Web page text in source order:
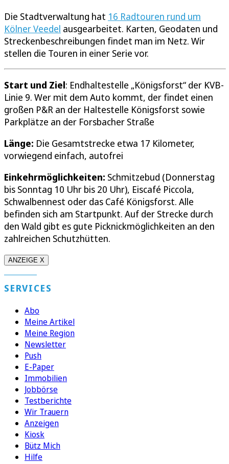
Die Stadtverwaltung hat 16 Radtouren rund um
Kölner Veedel ausgearbeitet. Karten, Geodaten und
Streckenbeschreibungen findet man im Netz. Wir
stellen die Touren in einer Serie vor.
Start und Ziel: Endhaltestelle „Königsforst“ der KVB-
Linie 9. Wer mit dem Auto kommt, der findet einen
großen P&R an der Haltestelle Königsforst sowie
Parkplätze an der Forsbacher Straße
Länge: Die Gesamtstrecke etwa 17 Kilometer,
vorwiegend einfach, autofrei
Einkehrmöglichkeiten: Schmitzebud (Donnerstag
bis Sonntag 10 Uhr bis 20 Uhr), Eiscafé Piccola,
Schwalbennest oder das Café Königsforst. Alle
befinden sich am Startpunkt. Auf der Strecke durch
den Wald gibt es gute Picknickmöglichkeiten an den
zahlreichen Schutzhütten.
ANZEIGE X
SERVICES
Abo
Meine Artikel
Meine Region
Newsletter
Push
E-Paper
Immobilien
Jobbörse
Testberichte
Wir Trauern
Anzeigen
Kiosk
Bütz Mich
Hilfe